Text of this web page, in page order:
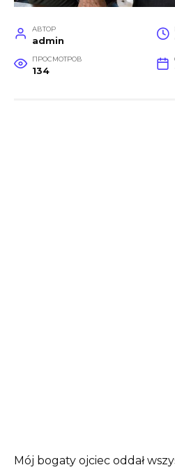
АВТОР
admin
ПРОСМОТРОВ
134
Mój bogaty ojciec oddał